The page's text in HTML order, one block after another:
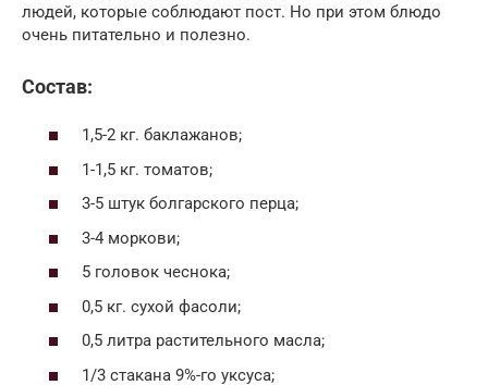
людей, которые соблюдают пост. Но при этом блюдо
очень питательно и полезно.
Состав:
1,5-2 кг. баклажанов;
1-1,5 кг. томатов;
3-5 штук болгарского перца;
3-4 моркови;
5 головок чеснока;
0,5 кг. сухой фасоли;
0,5 литра растительного масла;
1/3 стакана 9%-го уксуса;